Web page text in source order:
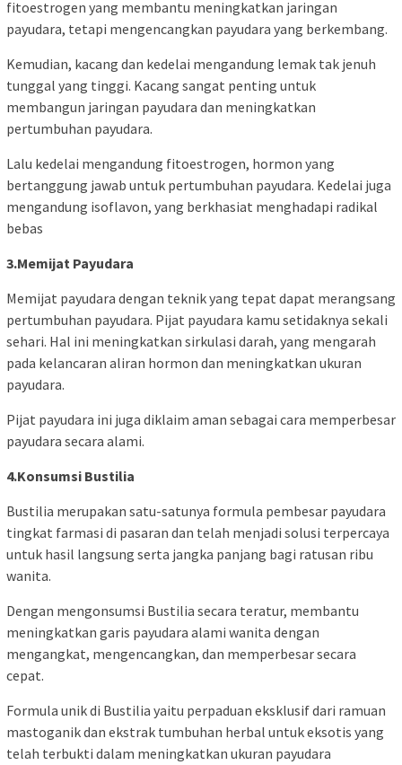
fitoestrogen yang membantu meningkatkan jaringan
payudara, tetapi mengencangkan payudara yang berkembang.
Kemudian, kacang dan kedelai mengandung lemak tak jenuh
tunggal yang tinggi. Kacang sangat penting untuk
membangun jaringan payudara dan meningkatkan
pertumbuhan payudara.
Lalu kedelai mengandung fitoestrogen, hormon yang
bertanggung jawab untuk pertumbuhan payudara. Kedelai juga
mengandung isoflavon, yang berkhasiat menghadapi radikal
bebas
3.Memijat Payudara
Memijat payudara dengan teknik yang tepat dapat merangsang
pertumbuhan payudara. Pijat payudara kamu setidaknya sekali
sehari. Hal ini meningkatkan sirkulasi darah, yang mengarah
pada kelancaran aliran hormon dan meningkatkan ukuran
payudara.
Pijat payudara ini juga diklaim aman sebagai cara memperbesar
payudara secara alami.
4.Konsumsi Bustilia
Bustilia merupakan satu-satunya formula pembesar payudara
tingkat farmasi di pasaran dan telah menjadi solusi terpercaya
untuk hasil langsung serta jangka panjang bagi ratusan ribu
wanita.
Dengan mengonsumsi Bustilia secara teratur, membantu
meningkatkan garis payudara alami wanita dengan
mengangkat, mengencangkan, dan memperbesar secara
cepat.
Formula unik di Bustilia yaitu perpaduan eksklusif dari ramuan
mastoganik dan ekstrak tumbuhan herbal untuk eksotis yang
telah terbukti dalam meningkatkan ukuran payudara